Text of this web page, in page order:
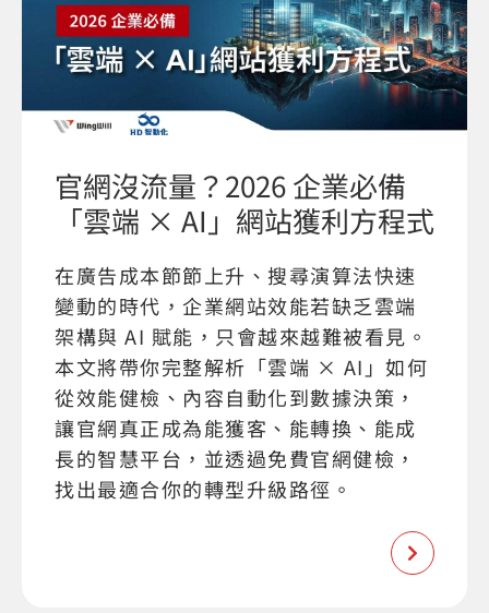
官網沒流量？2026 企業必備
「雲端 × AI」網站獲利方程式
在廣告成本節節上升、搜尋演算法快速
變動的時代，企業網站效能若缺乏雲端
架構與 AI 賦能，只會越來越難被看見。
本文將帶你完整解析「雲端 × AI」如何
從效能健檢、內容自動化到數據決策，
讓官網真正成為能獲客、能轉換、能成
長的智慧平台，並透過免費官網健檢，
找出最適合你的轉型升級路徑。